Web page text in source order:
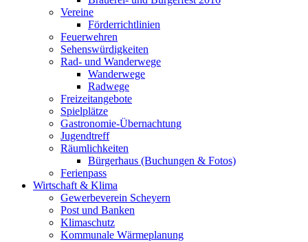
Vereine
Förderrichtlinien
Feuerwehren
Sehenswürdigkeiten
Rad- und Wanderwege
Wanderwege
Radwege
Freizeitangebote
Spielplätze
Gastronomie-Übernachtung
Jugendtreff
Räumlichkeiten
Bürgerhaus (Buchungen & Fotos)
Ferienpass
Wirtschaft & Klima
Gewerbeverein Scheyern
Post und Banken
Klimaschutz
Kommunale Wärmeplanung